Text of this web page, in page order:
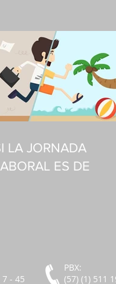
LA JORNADA
ES DE
- 45
PBX:
(57) (1) 511